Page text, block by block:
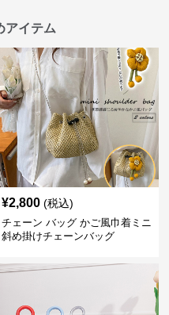
アイテム
¥2,800 (税込)
チェーン バッグ かご風巾着ミニ
斜め掛けチェーンバッグ